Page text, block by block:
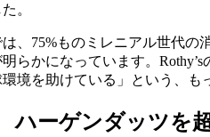
。
は、75%ものミレニアル世代
らかになっています。
境を助けている」という、
ハーゲンダッツを